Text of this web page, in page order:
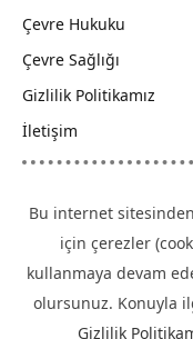
Çevre Hukuku
Çevre Sağlığı
Gizlilik Politikamız
İletişim
Bu internet
için çerezler
kullanmaya devam
olursunuz. Konuyla
Gizlilik